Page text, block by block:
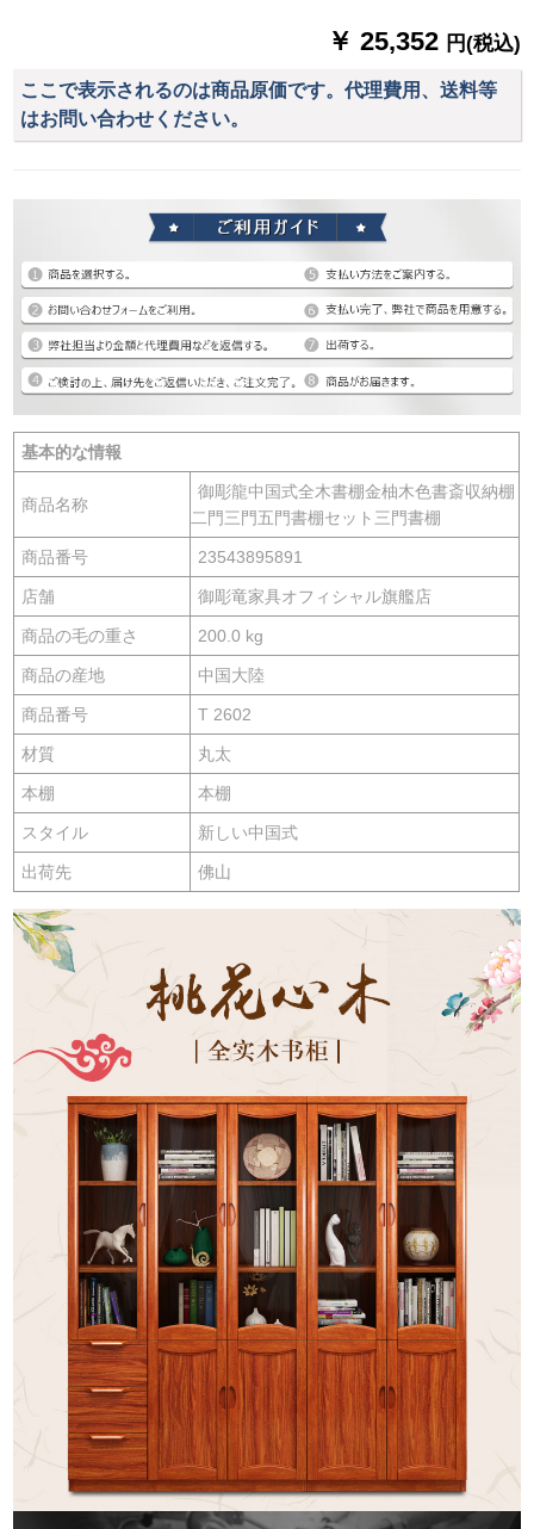
￥ 25,352 円(税込)
ここで表示されるのは商品原価です。代理費用、送料等
はお問い合わせください。
基本的な情報
商品名称
御彫龍中国式全木書棚金柚木色書斎収納棚
二門三門五門書棚セット三門書棚
商品番号 23543895891
店舗 御彫竜家具オフィシャル旗艦店
商品の毛の重さ 200.0 kg
商品の産地 中国大陸
商品番号 T 2602
材質 丸太
本棚 本棚
スタイル 新しい中国式
出荷先 佛山